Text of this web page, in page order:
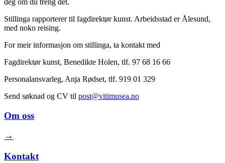
deg om du treng det.
Stillinga rapporterer til fagdirektør kunst. Arbeidsstad er Ålesund,
med noko reising.
For meir informasjon om stillinga, ta kontakt med
Fagdirektør kunst, Benedikte Holen, tlf. 97 68 16 66
Personalansvarleg, Anja Rødset, tlf. 919 01 329
Send søknad og CV til post@vitimusea.no
Om oss
→
Kontakt